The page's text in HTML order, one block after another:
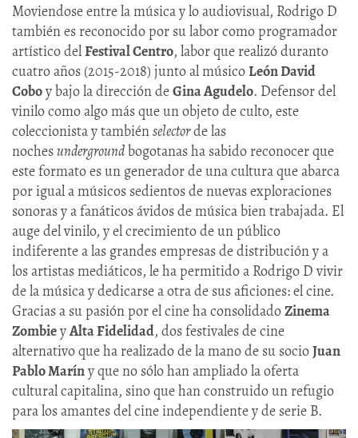
Moviendose entre la música y lo audiovisual, Rodrigo D
también es reconocido por su labor como programador
artístico delFestival Centro, labor que realizó duranto
cuatro años (2015-2018) junto al músicoLeón David
Coboy bajo la dirección deGina Agudelo. Defensor del
vinilo como algo más que un objeto de culto, este
coleccionista y tambiénselectorde las
nochesundergroundbogotanas ha sabido reconocer que
este formato es un generador de una cultura que abarca
por igual a músicos sedientos de nuevas exploraciones
sonoras y a fanáticos ávidos de música bien trabajada. El
auge del vinilo, y el crecimiento de un público
indiferente a las grandes empresas de distribución y a
los artistas mediáticos, le ha permitido a Rodrigo D vivir
de la música y dedicarse a otra de sus aficiones: el cine.
Gracias a su pasión por el cine ha consolidadoZinema
ZombieyAlta Fidelidad, dos festivales de cine
alternativo que ha realizado de la mano de su socioJuan
Pablo Maríny que no sólo han ampliado la oferta
cultural capitalina, sino que han construido un refugio
para los amantes del cine independiente y de serie B.